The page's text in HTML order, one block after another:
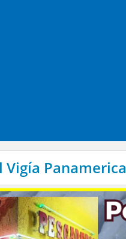
Vigía